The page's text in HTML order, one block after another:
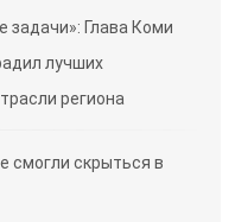
задачи»: Глава Коми
лучших
региона
смогли скрыться в